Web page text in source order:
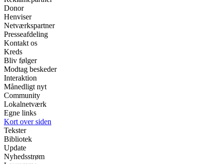
Donor
Henviser
Netværkspartner
Presseafdeling
Kontakt os
Kreds
Bliv følger
Modtag beskeder
Interaktion
Månedligt nyt
Community
Lokalnetværk
Egne links
Kort over siden
Tekster
Bibliotek
Update
Nyhedsstrøm